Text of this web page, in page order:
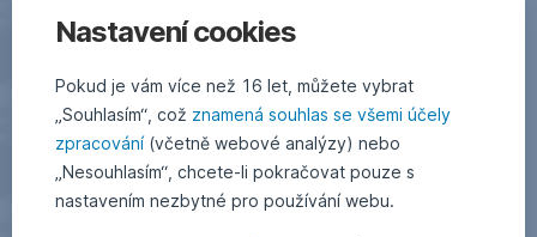
Nastavení cookies
Pokud je vám více než 16 let, můžete vybrat
„Souhlasím“, což znamená souhlas se všemi účely
zpracování(včetně webové analýzy) nebo
„Nesouhlasím“, chcete-li pokračovat pouze s
nastavením nezbytné pro používání webu.